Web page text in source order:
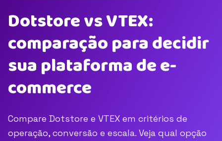
Dotstore vs VTEX:
comparação para decidir
sua plataforma de e-
commerce
Compare Dotstore e VTEX em critérios de
operação, conversão e escala. Veja qual opção